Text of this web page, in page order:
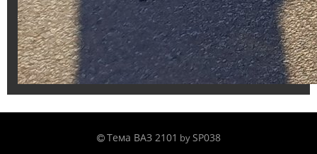
Тема ВАЗ 2101 by SP038